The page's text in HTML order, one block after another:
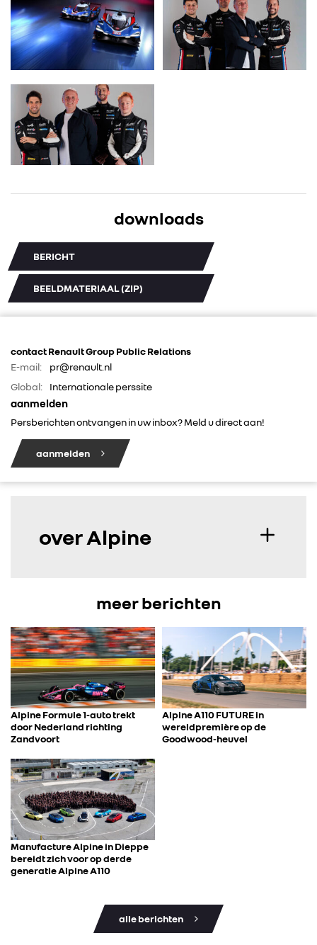
downloads
BERICHT
BEELDMATERIAAL (ZIP)
contact Renault Group Public Relations
E-mail:
pr@renault.nl
Global:
Internationale perssite
aanmelden
Persberichten ontvangen in uw inbox? Meld u direct aan!
aanmelden
over Alpine
meer berichten
Alpine Formule 1-auto trekt
door Nederland richting
Zandvoort
Alpine A110 FUTURE in
wereldpremière op de
Goodwood-heuvel
Manufacture Alpine in Dieppe
bereidt zich voor op derde
generatie Alpine A110
alle berichten